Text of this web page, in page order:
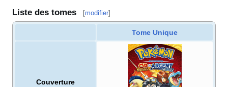
Liste des tomes [modifier]
Tome Unique
Couverture